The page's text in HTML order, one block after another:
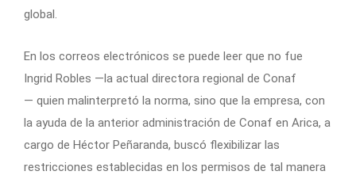
global.
En los correos electrónicos se puede leer que no fue
Ingrid Robles —la actual directora regional de Conaf
— quien malinterpretó la norma, sino que la empresa, con
la ayuda de la anterior administración de Conaf en Arica, a
cargo de Héctor Peñaranda, buscó flexibilizar las
restricciones establecidas en los permisos de tal manera